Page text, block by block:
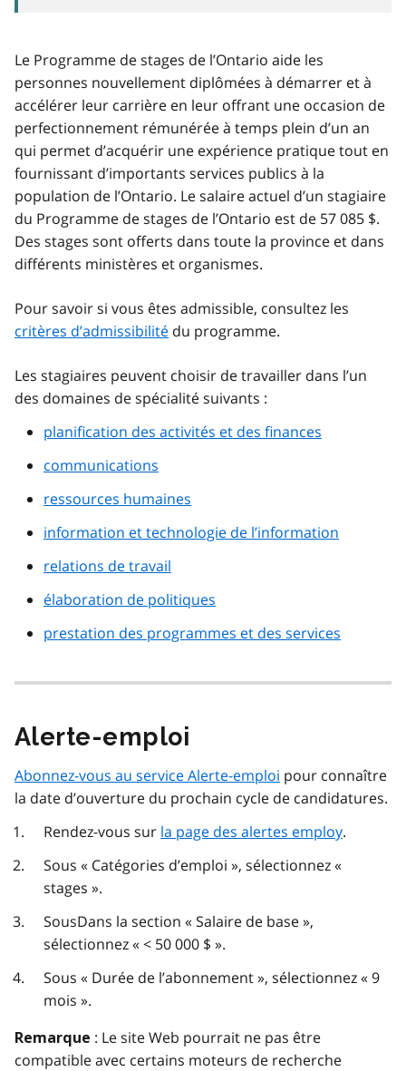
Le Programme de stages de l’Ontario aide les
personnes nouvellement diplômées à démarrer et à
accélérer leur carrière en leur offrant une occasion de
perfectionnement rémunérée à temps plein d’un an
qui permet d’acquérir une expérience pratique tout en
fournissant d’importants services publics à la
population de l’Ontario. Le salaire actuel d’un stagiaire
du Programme de stages de l’Ontario est de 57 085 $.
Des stages sont offerts dans toute la province et dans
différents ministères et organismes.
Pour savoir si vous êtes admissible, consultez les
critères d’admissibilité du programme.
Les stagiaires peuvent choisir de travailler dans l’un
des domaines de spécialité suivants :
planification des activités et des finances
communications
ressources humaines
information et technologie de l’information
relations de travail
élaboration de politiques
prestation des programmes et des services
Alerte-emploi
Abonnez-vous au service Alerte-emploi pour connaître
la date d’ouverture du prochain cycle de candidatures.
Rendez-vous sur la page des alertes employ.
Sous « Catégories d’emploi », sélectionnez «
stages ».
SousDans la section « Salaire de base »,
sélectionnez « < 50 000 $ ».
Sous « Durée de l’abonnement », sélectionnez « 9
mois ».
Remarque : Le site Web pourrait ne pas être
compatible avec certains moteurs de recherche